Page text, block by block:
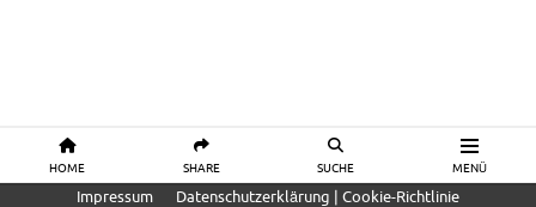
HOME SHARE SUCHE MENÜ
Impressum Datenschutzerklärung | Cookie-Richtlinie